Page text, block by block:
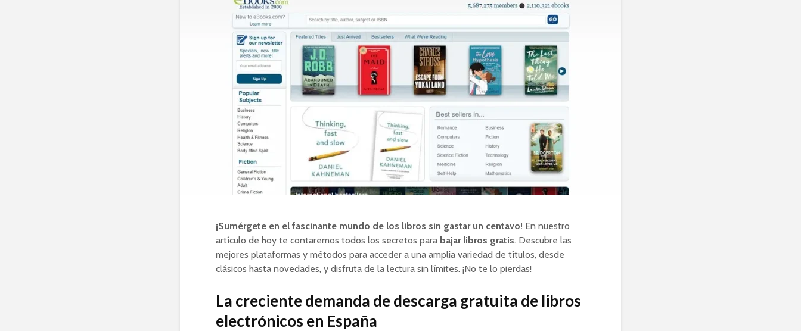
¡Sumérgete en el fascinante mundo de los libros sin gastar un centavo! En nuestro
artículo de hoy te contaremos todos los secretos para bajar libros gratis. Descubre las
mejores plataformas y métodos para acceder a una amplia variedad de títulos, desde
clásicos hasta novedades, y disfruta de la lectura sin límites. ¡No te lo pierdas!
La creciente demanda de descarga gratuita de libros
electrónicos en España